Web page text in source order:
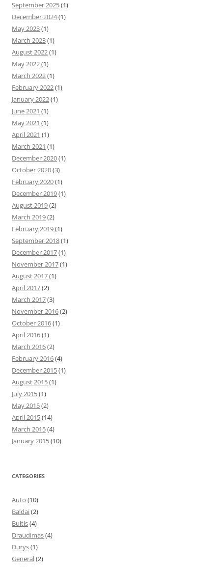
September 2025(1)
December 2024(1)
May 2023(1)
March 2023(1)
August 2022(1)
May 2022(1)
March 2022(1)
February 2022(1)
January 2022(1)
June 2021 (1)
May 2021 (1)
April 2021 (1)
March 2021 (1)
December 2020(1)
October 2020(3)
February 2020(1)
December 2019(1)
August 2019(2)
March 2019(2)
February 2019(1)
September 2018(1)
December 2017(1)
November 2017(1)
August 2017(1)
April 2017(2)
March 2017(3)
November 2016(2)
October 2016(1)
April 2016(1)
March 2016(2)
February 2016(4)
December 2015(1)
August 2015(1)
July 2015(1)
May 2015(2)
April 2015(14)
March 2015(4)
January 2015(10)
CATEGORIES
Auto (10)
Baldai(2)
Buitis(4)
Draudimas(4)
Durys(1)
General(2)